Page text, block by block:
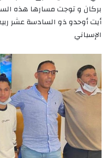
بركان و توجت مسارها هذه
أيت أوحدو ذو السادسة عشر
الإسباني